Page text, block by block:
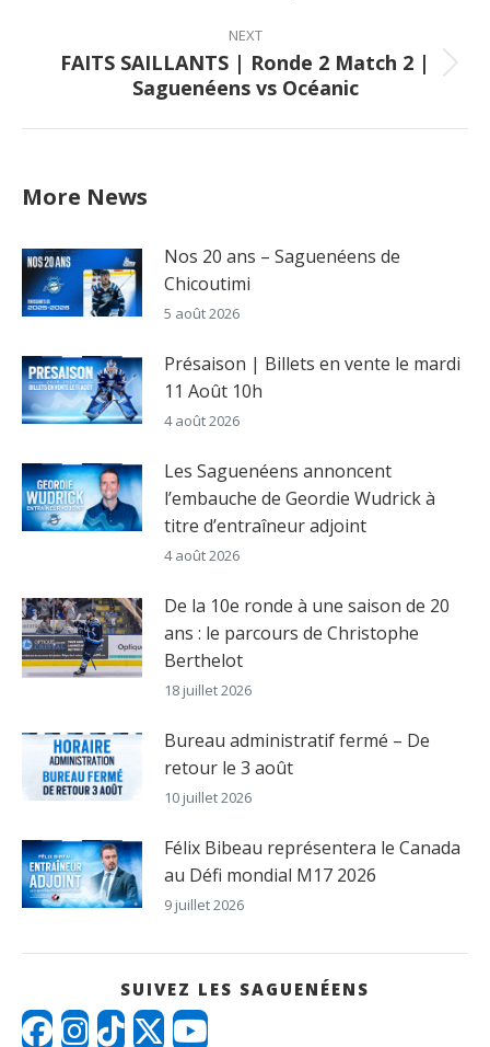
NEXT
Next
post:
FAITS SAILLANTS | Ronde 2 Match 2 |
Saguenéens vs Océanic
More News
Nos 20 ans – Saguenéens de
Chicoutimi
5 août 2026
Présaison | Billets en vente le mardi
11 Août 10h
4 août 2026
Les Saguenéens annoncent
l’embauche de Geordie Wudrick à
titre d’entraîneur adjoint
4 août 2026
De la 10e ronde à une saison de 20
ans : le parcours de Christophe
Berthelot
18 juillet 2026
Bureau administratif fermé – De
retour le 3 août
10 juillet 2026
Félix Bibeau représentera le Canada
au Défi mondial M17 2026
9 juillet 2026
SUIVEZ LES SAGUENÉENS